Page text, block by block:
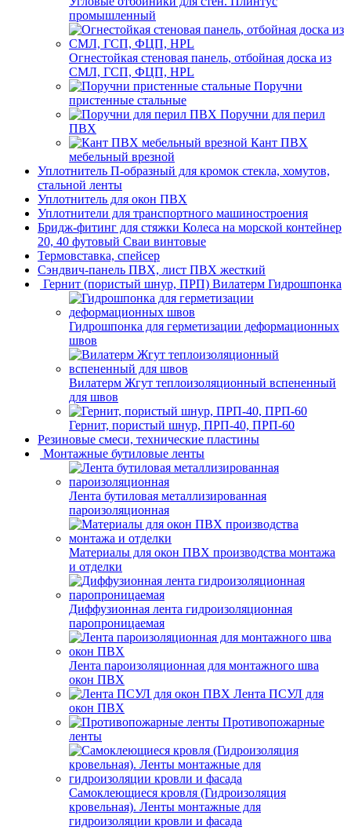
промышленный
Огнестойкая стеновая панель, отбойная доска из
СМЛ, ГСП, ФЦП, HPL
Поручни
пристенные стальные
Поручни для перил
ПВХ
Кант ПВХ
мебельный врезной
Уплотнитель П-образный для кромок стекла, хомутов,
стальной ленты
Уплотнитель для окон ПВХ
Уплотнители для транспортного машиностроения
Бридж-фитинг для стяжки Колеса на морской контейнер
20, 40 футовый Сваи винтовые
Термовставка, спейсер
Сэндвич-панель ПВХ, лист ПВХ жесткий
Гернит (пористый шнур, ПРП) Вилатерм Гидрошпонка
Гидрошпонка для герметизации деформационных
швов
Вилатерм Жгут теплоизоляционный вспененный
для швов
Гернит, пористый шнур, ПРП-40, ПРП-60
Резиновые смеси, технические пластины
Монтажные бутиловые ленты
Лента бутиловая металлизированная
пароизоляционная
Материалы для окон ПВХ производства монтажа
и отделки
Диффузионная лента гидроизоляционная
паропроницаемая
Лента пароизоляционная для монтажного шва
окон ПВХ
Лента ПСУЛ для
окон ПВХ
Противопожарные
ленты
Самоклеющиеся кровля (Гидроизоляция
кровельная). Ленты монтажные для
гидроизоляции кровли и фасада